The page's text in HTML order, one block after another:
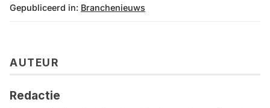
Gepubliceerd in: Branchenieuws
AUTEUR
Redactie